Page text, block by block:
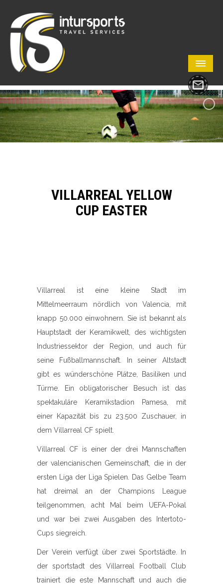
VILLARREAL YELLOW
CUP EASTER
Villarreal ist eine kleine Stadt im
Mittelmeerraum nördlich von Valencia, mit
knapp 50.000 einwohnern. Sie ist bekannt als
Hauptstadt der Keramikwelt, des wichtigsten
Industriessektor der Region, und auch für
seine Fußballmannschaft. In seiner Altstadt
gibt es wünderschöne Plätze, Basiliken und
Türme. Ein obligatorischer Besuch ist das
spektakuläre Keramikstadion Pamesa, mit
einer Kapazität bis zu 23.500 Zuschauer, in
dem Villarreal CF spielt.
Villarreal CF is einer der drei Mannschaften
der valencianischen Gemeinschaft, die in der
ersten Liga der Liga Spielen. Das Gelbe Team
hat dreimal an der Champions League
teilgenommen, acht Mal beim UEFA-Pokal
und war bei zwei Ausgaben des Intertoto-
Cups siegreich.
Der Verein verfügt über zwei Sportstädte. In
der sportstadt des Villarreal Football Club
trainiert die este Mannschaft und auch die